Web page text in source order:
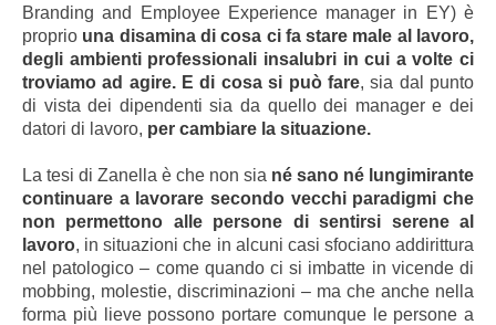
Branding and Employee Experience manager in EY) è
proprio una disamina di cosa ci fa stare male al lavoro,
degli ambienti professionali insalubri in cui a volte ci
troviamo ad agire. E di cosa si può fare, sia dal punto
di vista dei dipendenti sia da quello dei manager e dei
datori di lavoro, per cambiare la situazione.
La tesi di Zanella è che non sia né sano né lungimirante
continuare a lavorare secondo vecchi paradigmi che
non permettono alle persone di sentirsi serene al
lavoro, in situazioni che in alcuni casi sfociano addirittura
nel patologico – come quando ci si imbatte in vicende di
mobbing, molestie, discriminazioni – ma che anche nella
forma più lieve possono portare comunque le persone a